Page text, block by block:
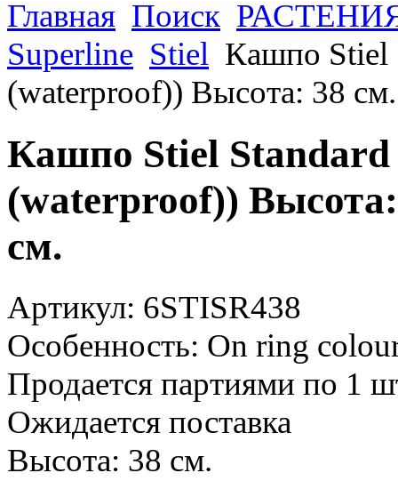
Главная Поиск
Superline Stiel Кашпо Stiel
(waterproof)) Высота: 38
Кашпо Stiel
(waterproof))
см.
Артикул: 6STISR438
Особенность: On ring
Продается партиями по 1
Ожидается поставка
Высота: 38 см.